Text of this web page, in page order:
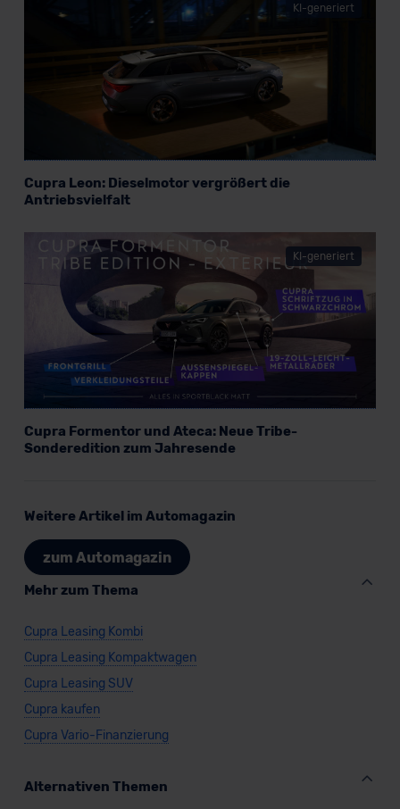
KI-generiert
Cupra Leon: Dieselmotor vergrößert die
Antriebsvielfalt
KI-generiert
Cupra Formentor und Ateca: Neue Tribe-
Sonderedition zum Jahresende
Weitere Artikel im Automagazin
zum Automagazin
Mehr zum Thema
Cupra Leasing Kombi
Cupra Leasing Kompaktwagen
Cupra Leasing SUV
Cupra kaufen
Cupra Vario-Finanzierung
Alternativen Themen